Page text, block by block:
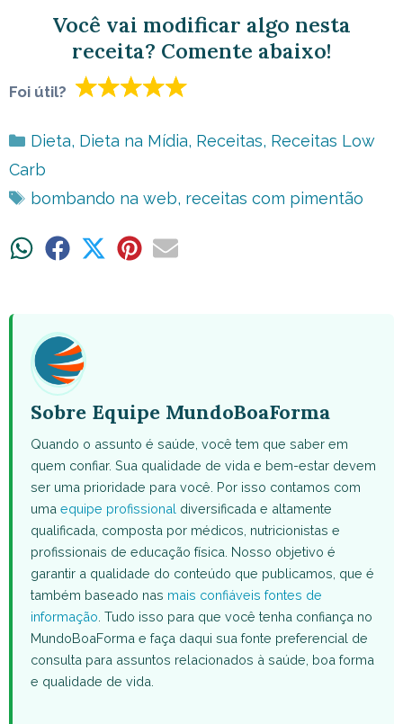
Você vai modificar algo nesta
receita? Comente abaixo!
Foi útil?
Categorias
Dieta, Dieta na Mídia, Receitas, Receitas Low
Carb
Tags
bombando na web, receitas com pimentão
ShareShare ShareShareShare
Sobre Equipe MundoBoaForma
Quando o assunto é saúde, você tem que saber em
quem confiar. Sua qualidade de vida e bem-estar devem
ser uma prioridade para você. Por isso contamos com
uma equipe profissional diversificada e altamente
qualificada, composta por médicos, nutricionistas e
profissionais de educação física. Nosso objetivo é
garantir a qualidade do conteúdo que publicamos, que é
também baseado nas mais confiáveis fontes de
informação . Tudo isso para que você tenha confiança no
MundoBoaForma e faça daqui sua fonte preferencial de
consulta para assuntos relacionados à saúde, boa forma
e qualidade de vida.